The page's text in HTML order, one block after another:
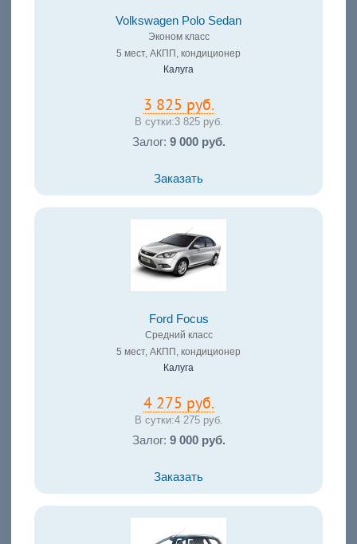
Volkswagen Polo Sedan
Эконом класс
5 мест, АКПП, кондиционер
Калуга
3 825 руб.
В сутки:3 825 руб.
Залог: 9 000 руб.
Заказать
Ford Focus
Средний класс
5 мест, АКПП, кондиционер
Калуга
4 275 руб.
В сутки:4 275 руб.
Залог: 9 000 руб.
Заказать